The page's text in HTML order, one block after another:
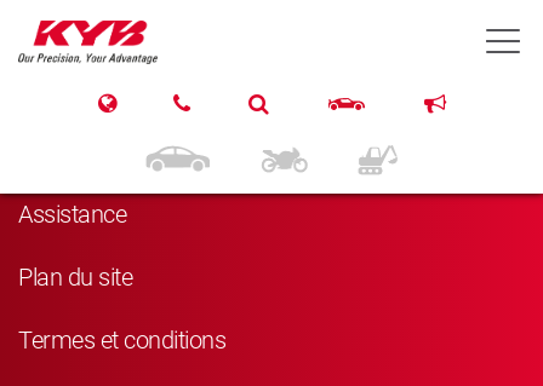
Navigation
Assistance
Plan du site
Termes et conditions